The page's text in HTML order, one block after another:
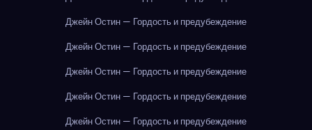
Джейн Остин — Гордость и предубеждение
Джейн Остин — Гордость и предубеждение
Джейн Остин — Гордость и предубеждение
Джейн Остин — Гордость и предубеждение
Джейн Остин — Гордость и предубеждение